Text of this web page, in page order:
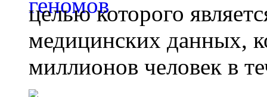
целью которого
медицинских данных,
миллионов человек в